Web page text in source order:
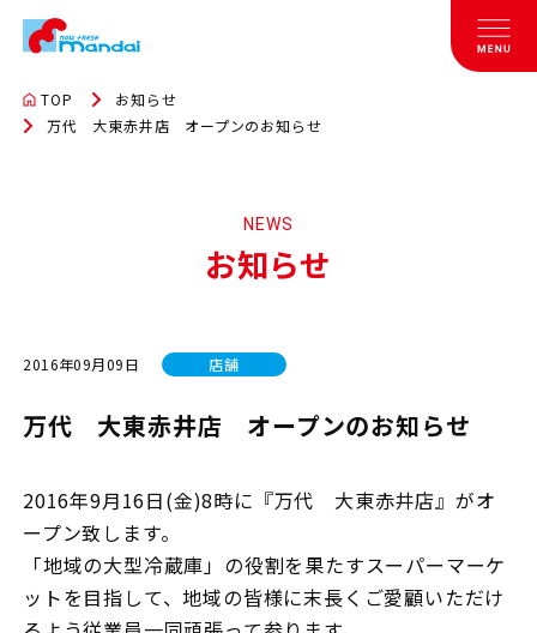
TOP
お知らせ
万代 大東赤井店 オープンのお知らせ
NEWS
お知らせ
2016年09月09日 店舗
万代 大東赤井店 オープンのお知らせ
2016年9月16日(金)8時に『万代 大東赤井店』がオ
ープン致します。
「地域の大型冷蔵庫」の役割を果たすスーパーマーケ
ットを目指して、地域の皆様に末長くご愛顧いただけ